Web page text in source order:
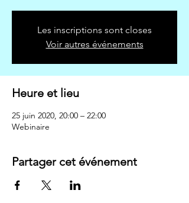
Les inscriptions sont closes
Voir autres événements
Heure et lieu
25 juin 2020, 20:00 – 22:00
Webinaire
Partager cet événement